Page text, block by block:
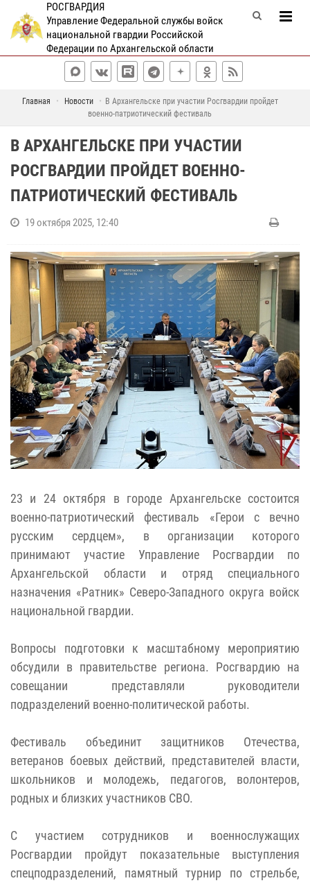
РОСГВАРДИЯ
Управление Федеральной службы войск
национальной гвардии Российской
Федерации по Архангельской области
Главная Новости
В Архангельске при участии Росгвардии пройдет
военно-патриотический фестиваль
В АРХАНГЕЛЬСКЕ ПРИ УЧАСТИИ
РОСГВАРДИИ ПРОЙДЕТ ВОЕННО-
ПАТРИОТИЧЕСКИЙ ФЕСТИВАЛЬ
19 октября 2025, 12:40
23 и 24 октября в городе Архангельске состоится
военно-патриотический фестиваль «Герои с вечно
русским сердцем», в организации которого
принимают участие Управление Росгвардии по
Архангельской области и отряд специального
назначения «Ратник» Северо-Западного округа войск
национальной гвардии.
Вопросы подготовки к масштабному мероприятию
обсудили в правительстве региона. Росгвардию на
совещании представляли руководители
подразделений военно-политической работы.
Фестиваль объединит защитников Отечества,
ветеранов боевых действий, представителей власти,
школьников и молодежь, педагогов, волонтеров,
родных и близких участников СВО.
С участием сотрудников и военнослужащих
Росгвардии пройдут показательные выступления
спецподразделений, памятный турнир по стрельбе,